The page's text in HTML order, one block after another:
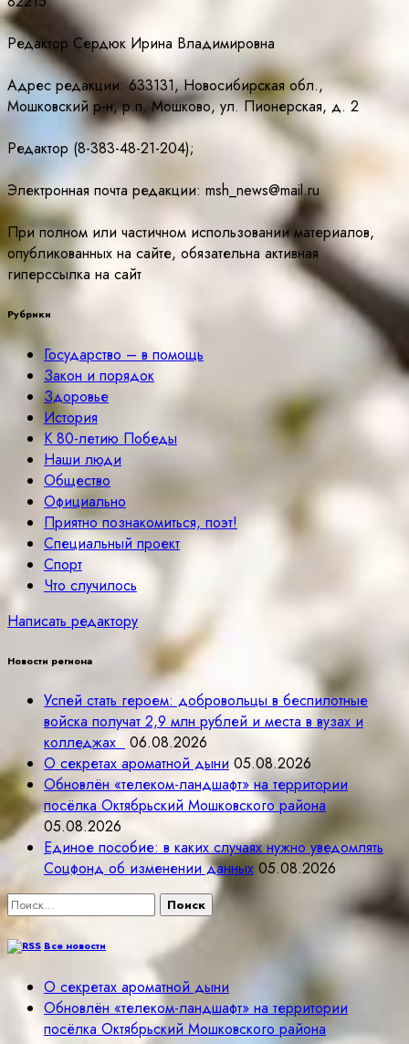
Редактор Сердюк Ирина Владимировна
Адрес редакции: 633131, Новосибирская обл.,
Мошковский р-н, р.п. Мошково, ул. Пионерская, д. 2
Редактор (8-383-48-21-204);
Электронная почта редакции: msh_news@mail.ru
При полном или частичном использовании материалов,
опубликованных на сайте, обязательна активная
гиперссылка на сайт
Рубрики
Государство – в помощь
Закон и порядок
Здоровье
История
К 80-летию Победы
Наши люди
Общество
Официально
Приятно познакомиться, поэт!
Специальный проект
Спорт
Что случилось
Написать редактору
Новости региона
Успей стать героем: добровольцы в беспилотные
войска получат 2,9 млн рублей и места в вузах и
колледжах
06.08.2026
О секретах ароматной дыни 05.08.2026
Обновлён «телеком-ландшафт» на территории
посёлка Октябрьский Мошковского района
05.08.2026
Единое пособие: в каких случаях нужно уведомлять
Соцфонд об изменении данных 05.08.2026
Найти:
Все новости
О секретах ароматной дыни
Обновлён «телеком-ландшафт» на территории
посёлка Октябрьский Мошковского района